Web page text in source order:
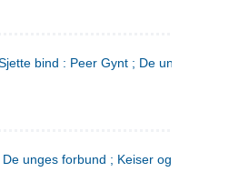
bind : Peer Gynt ; De unges
unges forbund ; Keiser og Galilæer. 3